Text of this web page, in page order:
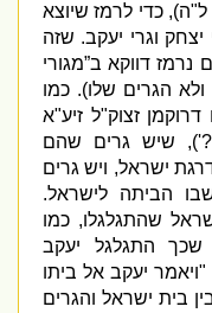
ה),כדי לרמז שיוצא
וגרי יעקב.שזה
דווקא ב”מגורי
הגרים שלו).כמו
זצוק"ל זיע"א
שיש גרים שהם
ישראל,ויש גרים
הביתה לישראל.
שהתגלגלו,כמו
התגלגל יעקב
יעקב אל ביתו
ישראל והגרים